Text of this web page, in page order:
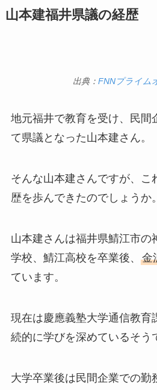
山本建福井県議の経歴
出典： FNNプライム
地元福井で教育を受け、民間
て県議となった山本建さん。
そんな山本建さんですが、こ
歴を歩んできたのでしょうか。
山本建さんは福井県鯖江市の
学校、鯖江高校を卒業後、 金
ています。
現在は慶應義塾大学通信教育
続的に学びを深めているそう
大学卒業後は民間企業での勤